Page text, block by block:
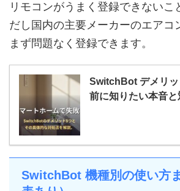
リモコンがうまく登録できないこ
だし国内の主要メーカーのエアコ
まず問題なく登録できます。
SwitchBot デメリッ
前に知りたい本音と
SwitchBot 機種別の使い方